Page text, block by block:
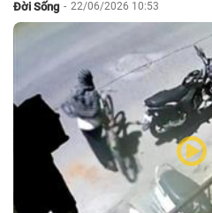
Đời Sống - 22/06/2026 10:53